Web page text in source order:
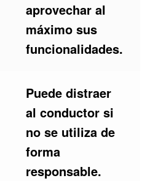
aprovechar al
máximo sus
funcionalidades.
Puede distraer
al conductor si
no se utiliza de
forma
responsable.